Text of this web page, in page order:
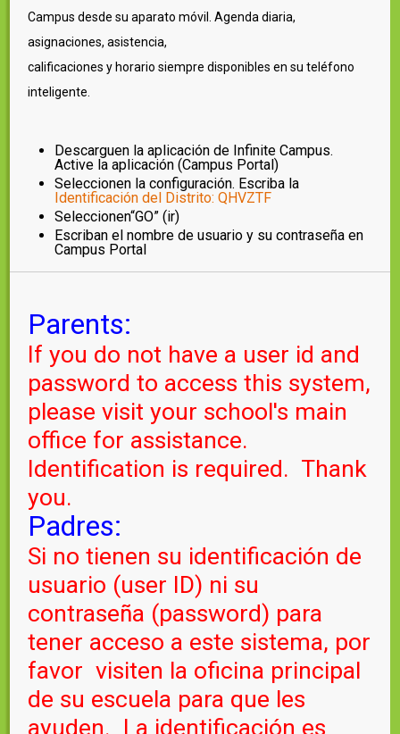
Campus desde su aparato móvil. Agenda diaria,
asignaciones, asistencia,
calificaciones y horario siempre disponibles en su teléfono
inteligente.
Descarguen la aplicación de Infinite Campus.
Active la aplicación (Campus Portal)
Seleccionen la configuración. Escriba la
Identificación del Distrito: QHVZTF
Seleccionen“GO” (ir)
Escriban el nombre de usuario y su contraseña en
Campus Portal
Parents:
If you do not have a user id and
password to access this system,
please visit your school's main
office for assistance.
Identification is required. Thank
you.
Padres:
Si no tienen su identificación de
usuario (user ID) ni su
contraseña (password) para
tener acceso a este sistema, por
favor visiten la oficina principal
de su escuela para que les
ayuden. La identificación es